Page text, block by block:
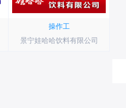
操作工
景宁娃哈哈饮料有限公司